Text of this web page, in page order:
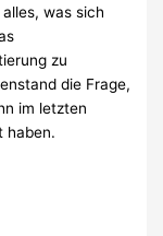
was sich
zu
die Frage,
im letzten
haben.